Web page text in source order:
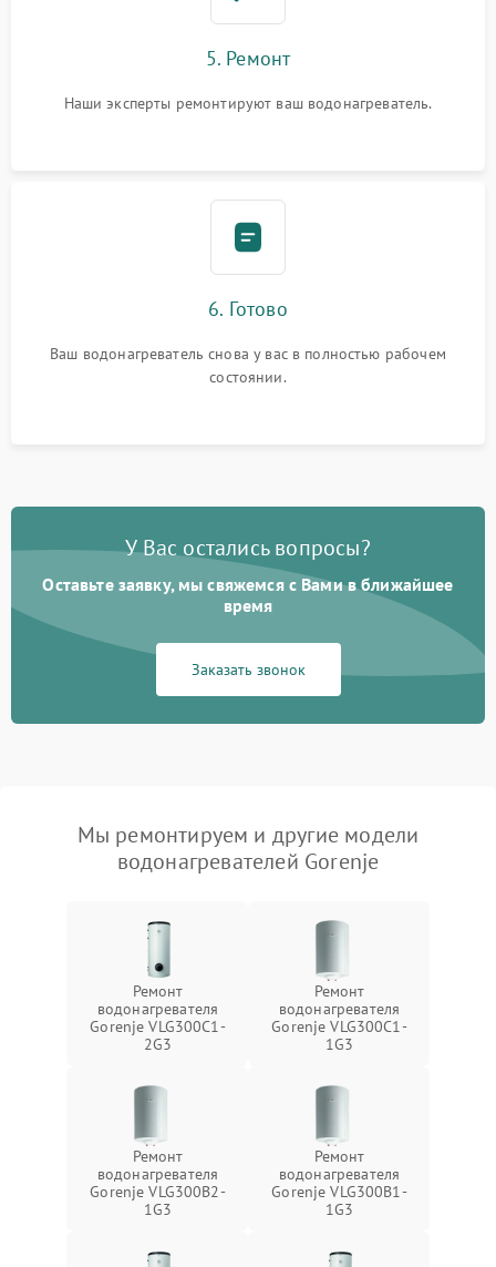
5. Ремонт
Наши эксперты ремонтируют ваш водонагреватель.
6. Готово
Ваш водонагреватель снова у вас в полностью рабочем
состоянии.
У Вас остались вопросы?
Оставьте заявку, мы свяжемся с Вами в ближайшее
время
Заказать звонок
Мы ремонтируем и другие модели
водонагревателей Gorenje
Ремонт
водонагревателя
Gorenje VLG300C1-
2G3
Ремонт
водонагревателя
Gorenje VLG300C1-
1G3
Ремонт
водонагревателя
Gorenje VLG300B2-
1G3
Ремонт
водонагревателя
Gorenje VLG300B1-
1G3